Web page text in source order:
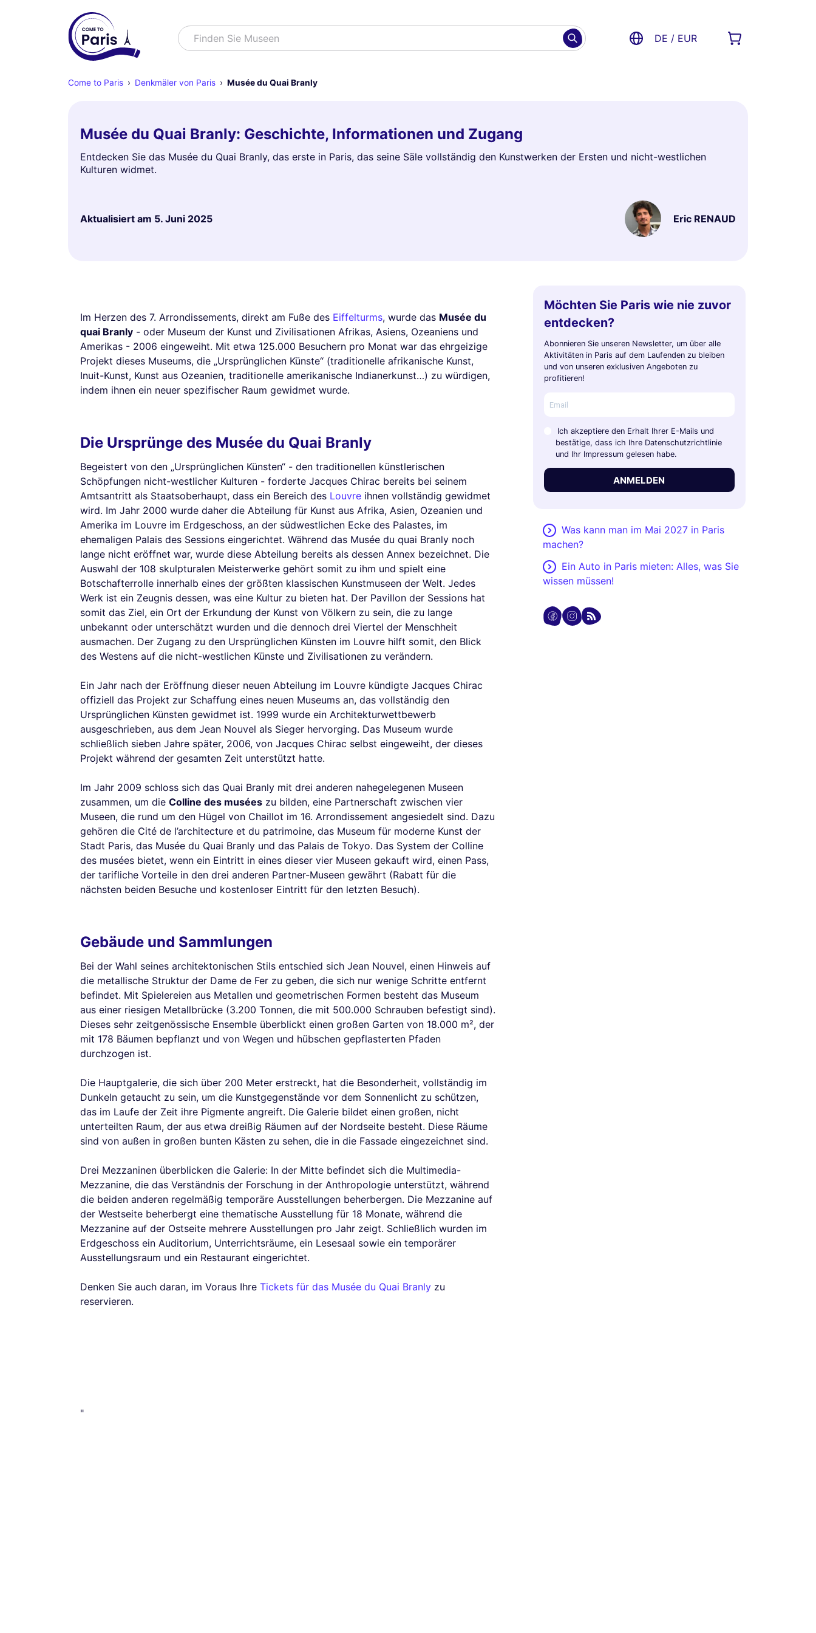
SuchenFinden Sie Museen DE / EUR
Come to Paris Denkmäler von Paris Musée du Quai Branly
Musée du Quai Branly: Geschichte, Informationen und Zugang
Entdecken Sie das Musée du Quai Branly, das erste in Paris, das seine Säle vollständig den Kunstwerken der Ersten und nicht-westlichen
Kulturen widmet.
Aktualisiert am 5. Juni 2025 Eric RENAUD
Im Herzen des 7. Arrondissements, direkt am Fuße des Eiffelturms, wurde das Musée du
quai Branly - oder Museum der Kunst und Zivilisationen Afrikas, Asiens, Ozeaniens und
Amerikas - 2006 eingeweiht. Mit etwa 125.000 Besuchern pro Monat war das ehrgeizige
Projekt dieses Museums, die „Ursprünglichen Künste“ (traditionelle afrikanische Kunst,
Inuit-Kunst, Kunst aus Ozeanien, traditionelle amerikanische Indianerkunst…) zu würdigen,
indem ihnen ein neuer spezifischer Raum gewidmet wurde.
Die Ursprünge des Musée du Quai Branly
Begeistert von den „Ursprünglichen Künsten“ - den traditionellen künstlerischen
Schöpfungen nicht-westlicher Kulturen - forderte Jacques Chirac bereits bei seinem
Amtsantritt als Staatsoberhaupt, dass ein Bereich des Louvre ihnen vollständig gewidmet
wird. Im Jahr 2000 wurde daher die Abteilung für Kunst aus Afrika, Asien, Ozeanien und
Amerika im Louvre im Erdgeschoss, an der südwestlichen Ecke des Palastes, im
ehemaligen Palais des Sessions eingerichtet. Während das Musée du quai Branly noch
lange nicht eröffnet war, wurde diese Abteilung bereits als dessen Annex bezeichnet. Die
Auswahl der 108 skulpturalen Meisterwerke gehört somit zu ihm und spielt eine
Botschafterrolle innerhalb eines der größten klassischen Kunstmuseen der Welt. Jedes
Werk ist ein Zeugnis dessen, was eine Kultur zu bieten hat. Der Pavillon der Sessions hat
somit das Ziel, ein Ort der Erkundung der Kunst von Völkern zu sein, die zu lange
unbekannt oder unterschätzt wurden und die dennoch drei Viertel der Menschheit
ausmachen. Der Zugang zu den Ursprünglichen Künsten im Louvre hilft somit, den Blick
des Westens auf die nicht-westlichen Künste und Zivilisationen zu verändern.
Ein Jahr nach der Eröffnung dieser neuen Abteilung im Louvre kündigte Jacques Chirac
offiziell das Projekt zur Schaffung eines neuen Museums an, das vollständig den
Ursprünglichen Künsten gewidmet ist. 1999 wurde ein Architekturwettbewerb
ausgeschrieben, aus dem Jean Nouvel als Sieger hervorging. Das Museum wurde
schließlich sieben Jahre später, 2006, von Jacques Chirac selbst eingeweiht, der dieses
Projekt während der gesamten Zeit unterstützt hatte.
Im Jahr 2009 schloss sich das Quai Branly mit drei anderen nahegelegenen Museen
zusammen, um die Colline des musées zu bilden, eine Partnerschaft zwischen vier
Museen, die rund um den Hügel von Chaillot im 16. Arrondissement angesiedelt sind. Dazu
gehören die Cité de l’architecture et du patrimoine, das Museum für moderne Kunst der
Stadt Paris, das Musée du Quai Branly und das Palais de Tokyo. Das System der Colline
des musées bietet, wenn ein Eintritt in eines dieser vier Museen gekauft wird, einen Pass,
der tarifliche Vorteile in den drei anderen Partner-Museen gewährt (Rabatt für die
nächsten beiden Besuche und kostenloser Eintritt für den letzten Besuch).
Gebäude und Sammlungen
Bei der Wahl seines architektonischen Stils entschied sich Jean Nouvel, einen Hinweis auf
die metallische Struktur der Dame de Fer zu geben, die sich nur wenige Schritte entfernt
befindet. Mit Spielereien aus Metallen und geometrischen Formen besteht das Museum
aus einer riesigen Metallbrücke (3.200 Tonnen, die mit 500.000 Schrauben befestigt sind).
Dieses sehr zeitgenössische Ensemble überblickt einen großen Garten von 18.000 m², der
mit 178 Bäumen bepflanzt und von Wegen und hübschen gepflasterten Pfaden
durchzogen ist.
Die Hauptgalerie, die sich über 200 Meter erstreckt, hat die Besonderheit, vollständig im
Dunkeln getaucht zu sein, um die Kunstgegenstände vor dem Sonnenlicht zu schützen,
das im Laufe der Zeit ihre Pigmente angreift. Die Galerie bildet einen großen, nicht
unterteilten Raum, der aus etwa dreißig Räumen auf der Nordseite besteht. Diese Räume
sind von außen in großen bunten Kästen zu sehen, die in die Fassade eingezeichnet sind.
Drei Mezzaninen überblicken die Galerie: In der Mitte befindet sich die Multimedia-
Mezzanine, die das Verständnis der Forschung in der Anthropologie unterstützt, während
die beiden anderen regelmäßig temporäre Ausstellungen beherbergen. Die Mezzanine auf
der Westseite beherbergt eine thematische Ausstellung für 18 Monate, während die
Mezzanine auf der Ostseite mehrere Ausstellungen pro Jahr zeigt. Schließlich wurden im
Erdgeschoss ein Auditorium, Unterrichtsräume, ein Lesesaal sowie ein temporärer
Ausstellungsraum und ein Restaurant eingerichtet.
Denken Sie auch daran, im Voraus Ihre Tickets für das Musée du Quai Branly zu
reservieren.
"
Möchten Sie Paris wie nie zuvor
entdecken?
Abonnieren Sie unseren Newsletter, um über alle
Aktivitäten in Paris auf dem Laufenden zu bleiben
und von unseren exklusiven Angeboten zu
profitieren!
Ich akzeptiere den Erhalt Ihrer E-Mails und
bestätige, dass ich Ihre Datenschutzrichtlinie
und Ihr Impressum gelesen habe.
ANMELDEN
Was kann man im Mai 2027 in Paris
machen?
Ein Auto in Paris mieten: Alles, was Sie
wissen müssen!